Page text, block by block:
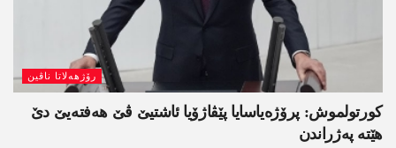
رۆژھەلاتا ناڤین
کورتولموش: پرۆژەیاسایا پێڤاژۆیا ئاشتیێ ڤێ ھەفتەیێ دێ
هێتە پەژراندن